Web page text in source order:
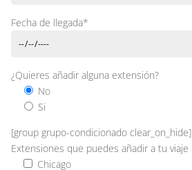
Fecha de llegada*
¿Quieres añadir alguna extensión?
No
Si
[group grupo-condicionado clear_on_hide]
Extensiones que puedes añadir a tu viaje
Chicago